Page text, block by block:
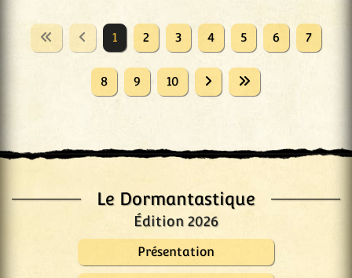
Le Dormantastique
Édition 2026
Présentation
1 2 3 4 5 6 7
8 9 10